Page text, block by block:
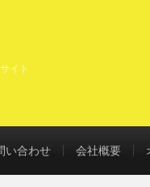
イト
い合わせ 会社概要